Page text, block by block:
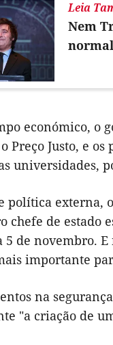
Leia
Nem
económico, o
Preço Justo, e
universidades,
política externa,
chefe de estado
5 de novembro.
importante
na
"a criação de